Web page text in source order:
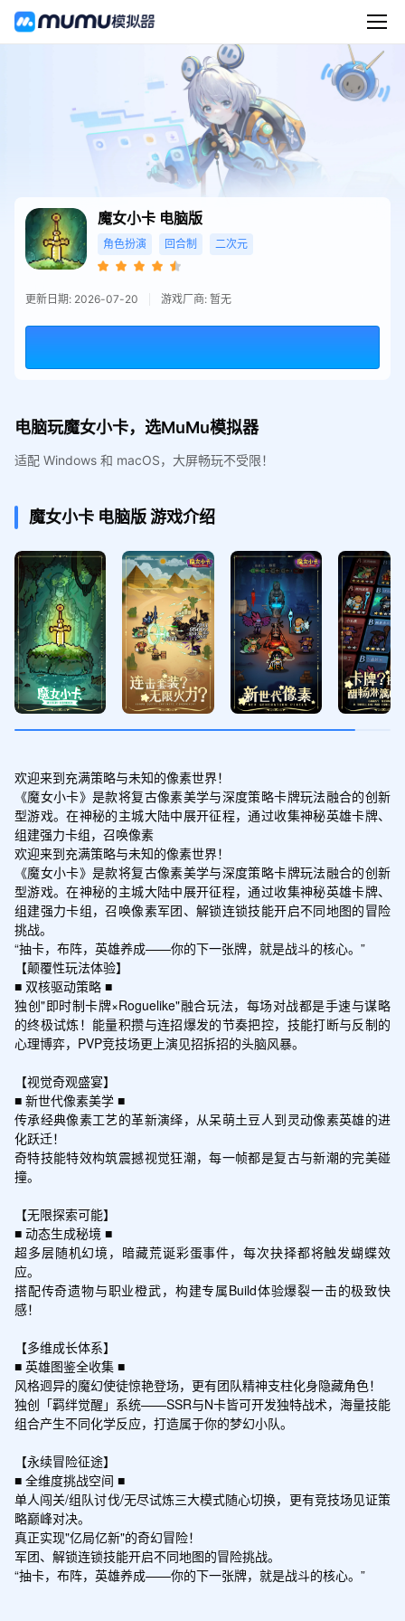
魔女小卡 电脑版
角色扮演 回合制 二次元
更新日期: 2026-07-20 游戏厂商: 暂无
电脑玩魔女小卡，选MuMu模拟器
适配 Windows 和 macOS，大屏畅玩不受限！
魔女小卡 电脑版游戏介绍
欢迎来到充满策略与未知的像素世界！
《魔女小卡》是款将复古像素美学与深度策略卡牌玩法融合的创新
型游戏。在神秘的主城大陆中展开征程，通过收集神秘英雄卡牌、
组建强力卡组，召唤像素
欢迎来到充满策略与未知的像素世界！
《魔女小卡》是款将复古像素美学与深度策略卡牌玩法融合的创新
型游戏。在神秘的主城大陆中展开征程，通过收集神秘英雄卡牌、
组建强力卡组，召唤像素军团、解锁连锁技能开启不同地图的冒险
挑战。
“抽卡，布阵，英雄养成——你的下一张牌，就是战斗的核心。”
【颠覆性玩法体验】
■ 双核驱动策略 ■
独创"即时制卡牌×Roguelike"融合玩法，每场对战都是手速与谋略
的终极试炼！能量积攒与连招爆发的节奏把控，技能打断与反制的
心理博弈，PVP竞技场更上演见招拆招的头脑风暴。
【视觉奇观盛宴】
■ 新世代像素美学 ■
传承经典像素工艺的革新演绎，从呆萌土豆人到灵动像素英雄的进
化跃迁！
奇特技能特效构筑震撼视觉狂潮，每一帧都是复古与新潮的完美碰
撞。
【无限探索可能】
■ 动态生成秘境 ■
超多层随机幻境，暗藏荒诞彩蛋事件，每次抉择都将触发蝴蝶效
应。
搭配传奇遗物与职业橙武，构建专属Build体验爆裂一击的极致快
感！
【多维成长体系】
■ 英雄图鉴全收集 ■
风格迥异的魔幻使徒惊艳登场，更有团队精神支柱化身隐藏角色！
独创「羁绊觉醒」系统——SSR与N卡皆可开发独特战术，海量技能
组合产生不同化学反应，打造属于你的梦幻小队。
【永续冒险征途】
■ 全维度挑战空间 ■
单人闯关/组队讨伐/无尽试炼三大模式随心切换，更有竞技场见证策
略巅峰对决。
真正实现"亿局亿新"的奇幻冒险！
军团、解锁连锁技能开启不同地图的冒险挑战。
“抽卡，布阵，英雄养成——你的下一张牌，就是战斗的核心。”